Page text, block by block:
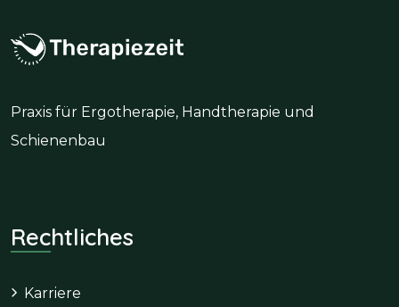
Praxis für Ergotherapie, Handtherapie und
Schienenbau
Rechtliches
Karriere